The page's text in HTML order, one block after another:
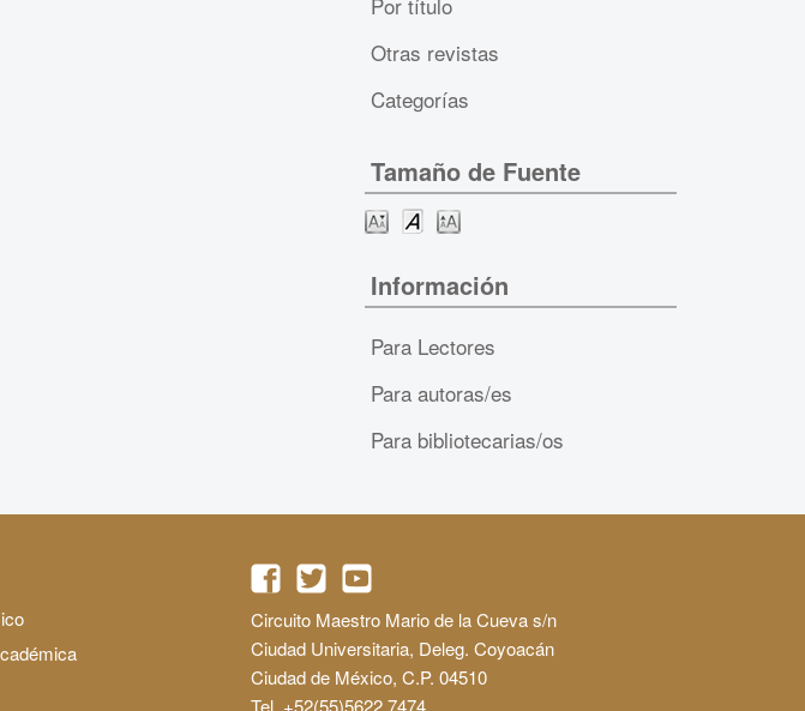
Otras revistas
Categorías
Tamaño de Fuente
Información
Para Lectores
Para autoras/es
Para bibliotecarias/os
Circuito Maestro Mario de la Cueva s/n
Ciudad Universitaria, Deleg. Coyoacán
Ciudad de México, C.P. 04510
Tel. +52(55)5622 7474